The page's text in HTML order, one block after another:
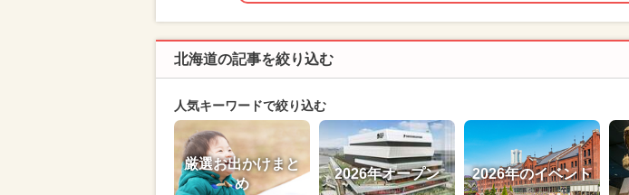
北海道の記事を絞り込む
人気キーワードで絞り込む
厳選お出かけまと
め
2026年オープン 2026年のイベント